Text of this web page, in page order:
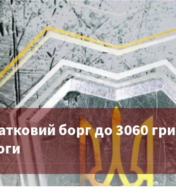
борг до 3060